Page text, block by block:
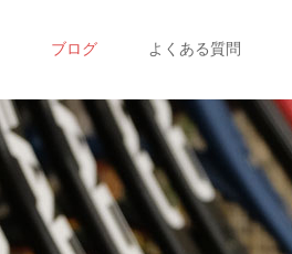
ブログ よくある質問